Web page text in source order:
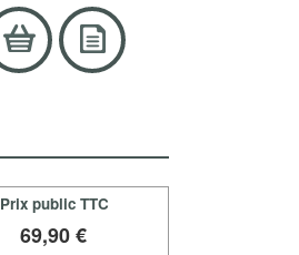
Prix public TTC
69,90 €